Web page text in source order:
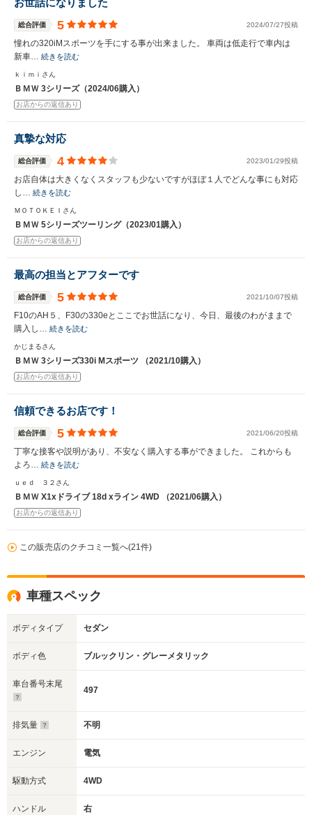
お世話になりました
総合評価 5 2024/07/27投稿
憧れの320iMスポーツを手にする事が出来ました。 車両は低走行で車内は
新車… 続きを読む
ｋｉｍｉさん
ＢＭＷ 3シリーズ（2024/06購入）
お店からの返信あり
真摯な対応
総合評価 4 2023/01/29投稿
お店自体は大きくなくスタッフも少ないですがほぼ１人でどんな事にも対応
し… 続きを読む
ＭＯＴＯＫＥＩさん
ＢＭＷ 5シリーズツーリング（2023/01購入）
お店からの返信あり
最高の担当とアフターです
総合評価 5 2021/10/07投稿
F10のAH５、F30の330eとここでお世話になり、今日、最後のわがままで
購入し… 続きを読む
かじまるさん
ＢＭＷ 3シリーズ330i Mスポーツ （2021/10購入）
お店からの返信あり
信頼できるお店です！
総合評価 5 2021/06/20投稿
丁寧な接客や説明があり、不安なく購入する事ができました。 これからも
よろ… 続きを読む
ｕｅｄ ３２さん
ＢＭＷ X1xドライブ 18d xライン 4WD （2021/06購入）
お店からの返信あり
この販売店のクチコミ一覧へ(21件)
車種スペック
ボディタイプ セダン
ボディ色 ブルックリン・グレーメタリック
車台番号末尾
497
排気量 不明
エンジン 電気
駆動方式 4WD
ハンドル 右